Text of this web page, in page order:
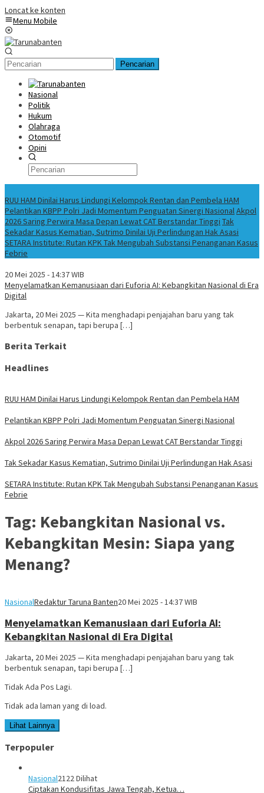
Loncat ke konten
Menu Mobile
Pencarian
Nasional
Politik
Hukum
Olahraga
Otomotif
Opini
RUU HAM Dinilai Harus Lindungi Kelompok Rentan dan Pembela HAM
Pelantikan KBPP Polri Jadi Momentum Penguatan Sinergi NasionalAkpol
2026 Saring Perwira Masa Depan Lewat CAT Berstandar Tinggi Tak
Sekadar Kasus Kematian, Sutrimo Dinilai Uji Perlindungan Hak Asasi
SETARA Institute: Rutan KPK Tak Mengubah Substansi Penanganan Kasus
Febrie
20 Mei 2025 - 14:37 WIB
Menyelamatkan Kemanusiaan dari Euforia AI: Kebangkitan Nasional di Era
Digital
Jakarta, 20 Mei 2025 — Kita menghadapi penjajahan baru yang tak
berbentuk senapan, tapi berupa […]
Berita Terkait
Headlines
RUU HAM Dinilai Harus Lindungi Kelompok Rentan dan Pembela HAM
Pelantikan KBPP Polri Jadi Momentum Penguatan Sinergi Nasional
Akpol 2026 Saring Perwira Masa Depan Lewat CAT Berstandar Tinggi
Tak Sekadar Kasus Kematian, Sutrimo Dinilai Uji Perlindungan Hak Asasi
SETARA Institute: Rutan KPK Tak Mengubah Substansi Penanganan Kasus
Febrie
Tag: Kebangkitan Nasional vs.
Kebangkitan Mesin: Siapa yang
Menang?
NasionalRedaktur Taruna Banten20 Mei 2025 - 14:37 WIB
Menyelamatkan Kemanusiaan dari Euforia AI:
Kebangkitan Nasional di Era Digital
Jakarta, 20 Mei 2025 — Kita menghadapi penjajahan baru yang tak
berbentuk senapan, tapi berupa […]
Tidak Ada Pos Lagi.
Tidak ada laman yang di load.
Lihat Lainnya
Terpopuler
Nasional2122 Dilihat
Ciptakan Kondusifitas Jawa Tengah, Ketua…